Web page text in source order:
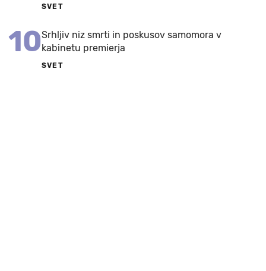
SVET
10Srhljiv niz smrti in poskusov samomora v
kabinetu premierja
SVET